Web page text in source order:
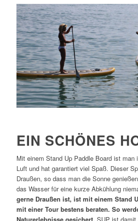
EIN SCHÖNES
Mit einem Stand Up Paddle Board ist man
Luft und hat garantiert viel Spaß. Dieser
Draußen, so dass man die Sonne
das Wasser für eine kurze Abkühlung
gerne Draußen ist, ist mit einem Stand
mit einer Tour bestens beraten. So